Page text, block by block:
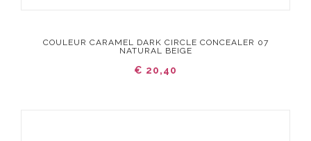
COULEUR CARAMEL DARK CIRCLE CONCEALER 07
NATURAL BEIGE
€ 20,40